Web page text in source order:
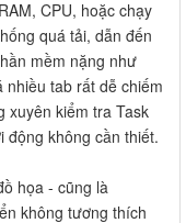
CPU, hoặc chạy
quá tải, dẫn đến
mềm nặng như
tab rất dễ chiếm
xuyên kiểm tra Task
động không cần thiết.
họa - cũng là
không tương thích